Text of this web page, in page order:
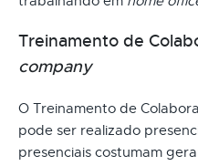
Treinamento de
company
O Treinamento de
pode ser realizado
presenciais costumam